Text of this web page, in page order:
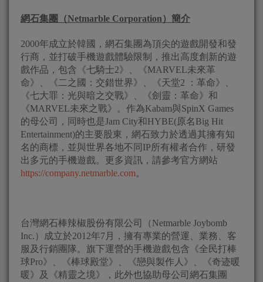
網石集團（Netmarble Corporation）簡介
2000年成立於韓國，網石集團為頂尖的遊戲開發和發
行商，並打破手機遊戲體驗限制，推出高度創新的遊
戲作品，包含《七騎士2》、《MARVEL未來革
命》、《二之國：交錯世界》、《天堂2 ：革命》、
《七大罪：光與暗之交戰》、《劍靈：革命》和
《MARVEL未來之戰》。作為Kabam與SpinX Games
的母公司，同時也是Jam City和HYBE(原名Big Hit
Entertainment)的主要股東，網石致力於透過其擁有知
名的商標，並與世界各地不同IP所有權者合作，研發
出多元的手機遊戲。更多資訊，請參考官方網站
https://company.netmarble.com。
台灣網石棒辣椒股份有限公司（Netmarble Joybomb
Inc.）成立於2012年7月，擁有專業的營運、業務、客
服及行銷團隊。旗下運營的手機遊戲包含《全民打棒
球Pro》、《棒球殿堂》、《戀與製作人》、《奇迹暖
暖》及《精靈之境》，此外也協助母公司網石集團